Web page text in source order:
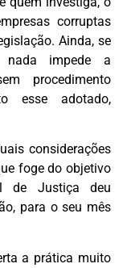
corruptas
Ainda, se
impede a
procedimento
esse adotado,
considerações
foge do objetivo
de Justiça deu
para o seu mês
a prática muito